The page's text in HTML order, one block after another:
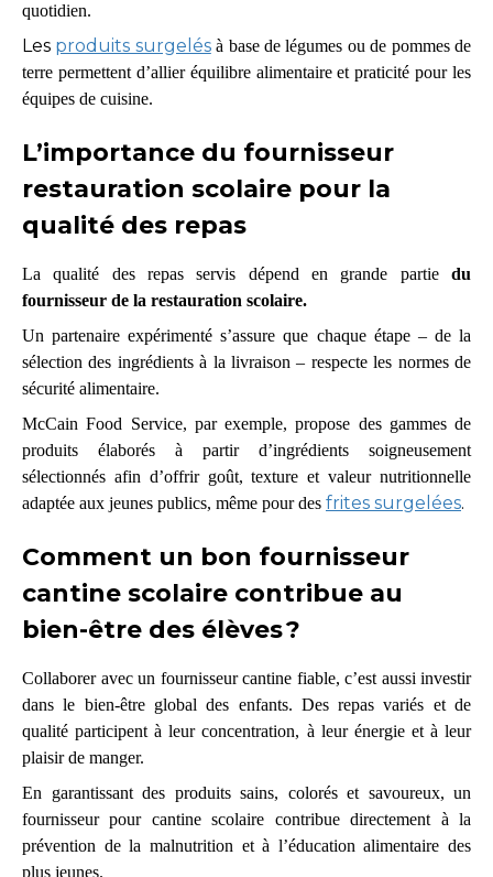
quotidien.
Les produits surgelésà base de légumes ou de pommes de
terre permettent d’allier équilibre alimentaire et praticité pour les
équipes de cuisine.
L’importance du fournisseur
restauration scolaire pour la
qualité des repas
La qualité des repas servis dépend en grande partie du
fournisseur de la restauration scolaire.
Un partenaire expérimenté s’assure que chaque étape – de la
sélection des ingrédients à la livraison – respecte les normes de
sécurité alimentaire.
McCain Food Service, par exemple, propose des gammes de
produits élaborés à partir d’ingrédients soigneusement
sélectionnés afin d’offrir goût, texture et valeur nutritionnelle
adaptée aux jeunes publics, même pour des frites surgelées.
Comment un bon fournisseur
cantine scolaire contribue au
bien-être des élèves ?
Collaborer avec un fournisseur cantine fiable, c’est aussi investir
dans le bien-être global des enfants. Des repas variés et de
qualité participent à leur concentration, à leur énergie et à leur
plaisir de manger.
En garantissant des produits sains, colorés et savoureux, un
fournisseur pour cantine scolaire contribue directement à la
prévention de la malnutrition et à l’éducation alimentaire des
plus jeunes.